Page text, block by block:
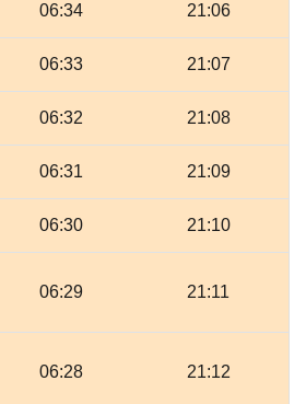
06:34 21:06
06:33 21:07
06:32 21:08
06:31 21:09
06:30 21:10
06:29 21:11
06:28 21:12